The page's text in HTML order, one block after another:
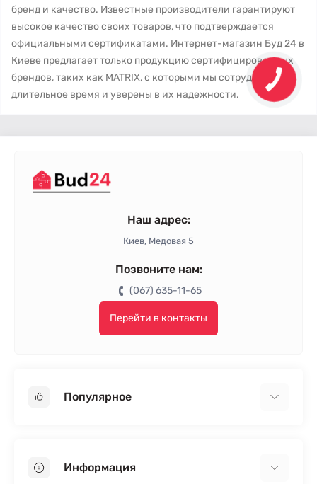
бренд и качество. Известные производители гарантируют
высокое качество своих товаров, что подтверждается
официальными сертификатами. Интернет-магазин Буд 24 в
Киеве предлагает только продукцию сертифицированных
брендов, таких как MATRIX, с которыми мы сотрудничаем
длительное время и уверены в их надежности.
Наш адрес:
Киев, Медовая 5
Позвоните нам:
(067) 635-11-65
Перейти в контакты
Популярное
Пенопласт
Информация